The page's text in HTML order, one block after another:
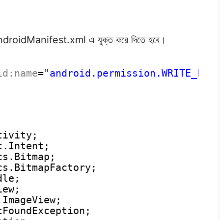
AndroidManifest.xml এ যুক্ত করে দিতে হবে।
=